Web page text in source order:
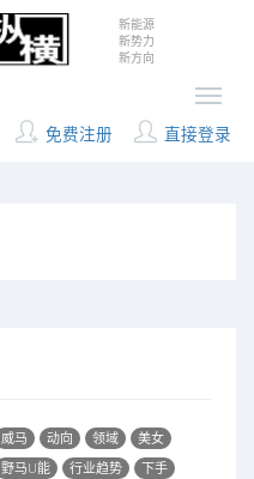
新能源
新势力
新方向
免费注册
直接登录
威马 动向 领域
美女
野马U能 行业趋势
下手